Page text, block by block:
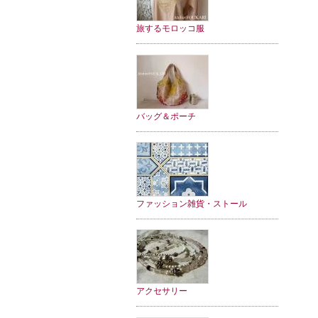
旅するモロッコ服
バッグ＆ポーチ
ファッション雑貨・ストール
アクセサリー